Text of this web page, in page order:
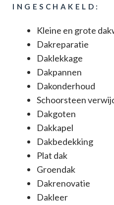
INGESCHAKELD:
Kleine en grote
Dakreparatie
Daklekkage
Dakpannen
Dakonderhoud
Schoorsteen
Dakgoten
Dakkapel
Dakbedekking
Plat dak
Groendak
Dakrenovatie
Dakleer